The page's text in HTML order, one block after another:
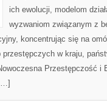
ich ewolucji, modelom
wyzwaniom związanym z
koncentrując się na
przestępczych w kraju,
Przestępczość i